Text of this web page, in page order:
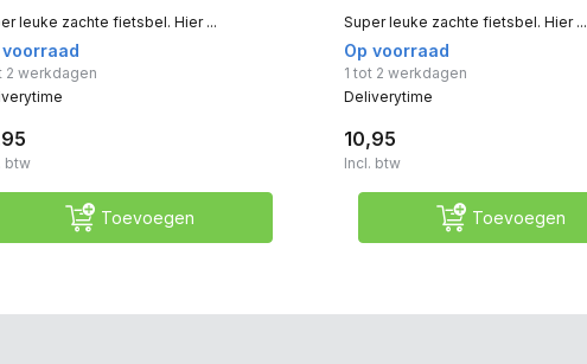
leuke zachte fietsbel. Hier ...
voorraad
2 werkdagen
btw
Toevoegen
Super leuke zachte fietsbel. Hier ...
Op voorraad
1 tot 2 werkdagen
Deliverytime
10,95
Incl. btw
Toevoegen